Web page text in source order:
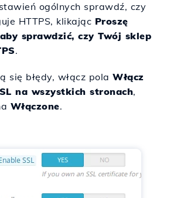
ogólnych sprawdź, czy
HTTPS, klikając Proszę
sprawdzić, czy Twój sklep
.
się błędy, włącz pola Włącz
na wszystkich stronach,
Włączone.